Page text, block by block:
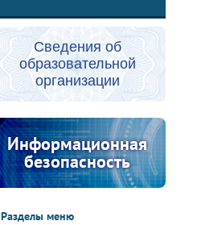
Сведения об
образовательной
организации
Информационная
безопасность
Разделы меню